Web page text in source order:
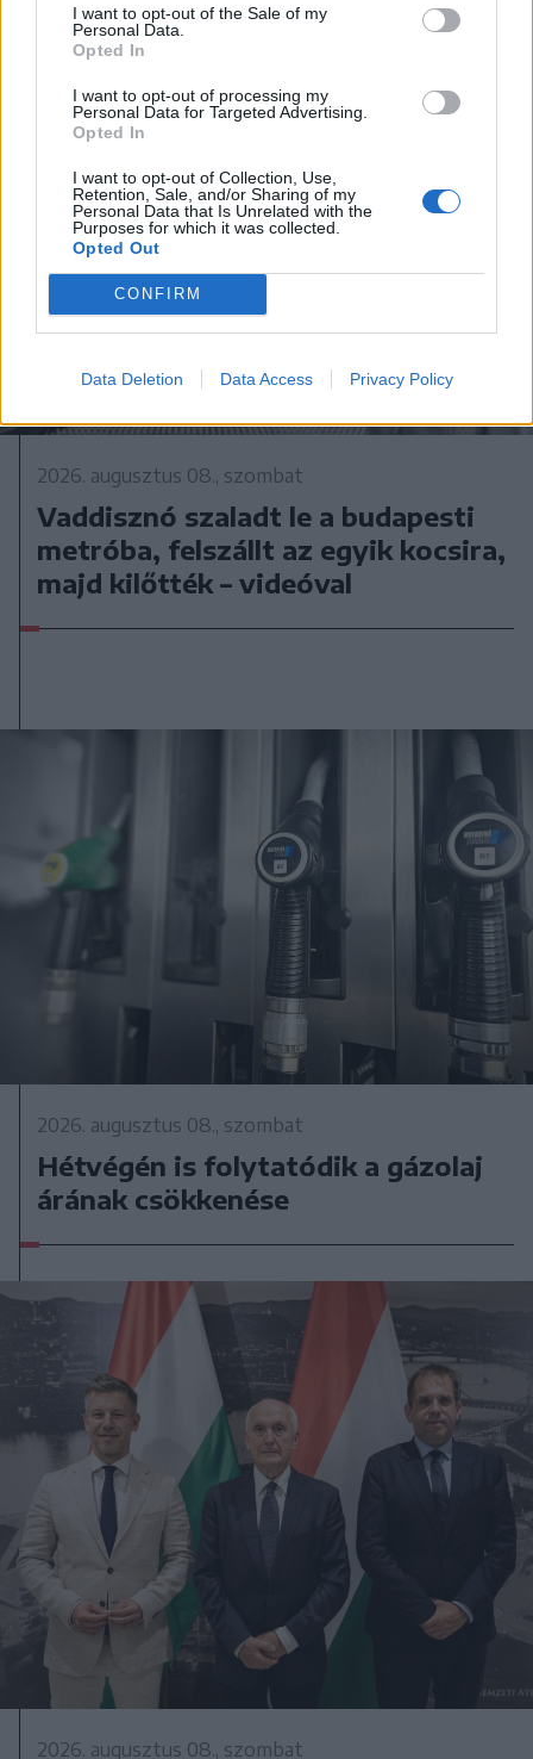
I want to opt-out of the Sale of my
Personal Data.
Opted In
I want to opt-out of processing my
Personal Data for Targeted Advertising.
Opted In
I want to opt-out of Collection, Use,
Retention, Sale, and/or Sharing of my
Personal Data that Is Unrelated with the
Purposes for which it was collected.
Opted Out
CONFIRM
Data Deletion Data Access Privacy Policy
2026. augusztus 08., szombat
Vaddisznó szaladt le a budapesti
metróba, felszállt az egyik kocsira,
majd kilőtték – videóval
2026. augusztus 08., szombat
Hétvégén is folytatódik a gázolaj
árának csökkenése
2026. augusztus 08., szombat